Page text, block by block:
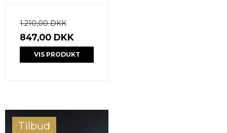
1.210,00 DKK
847,00 DKK
VIS PRODUKT
Tilbud